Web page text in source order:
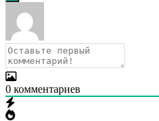
0 комментариев